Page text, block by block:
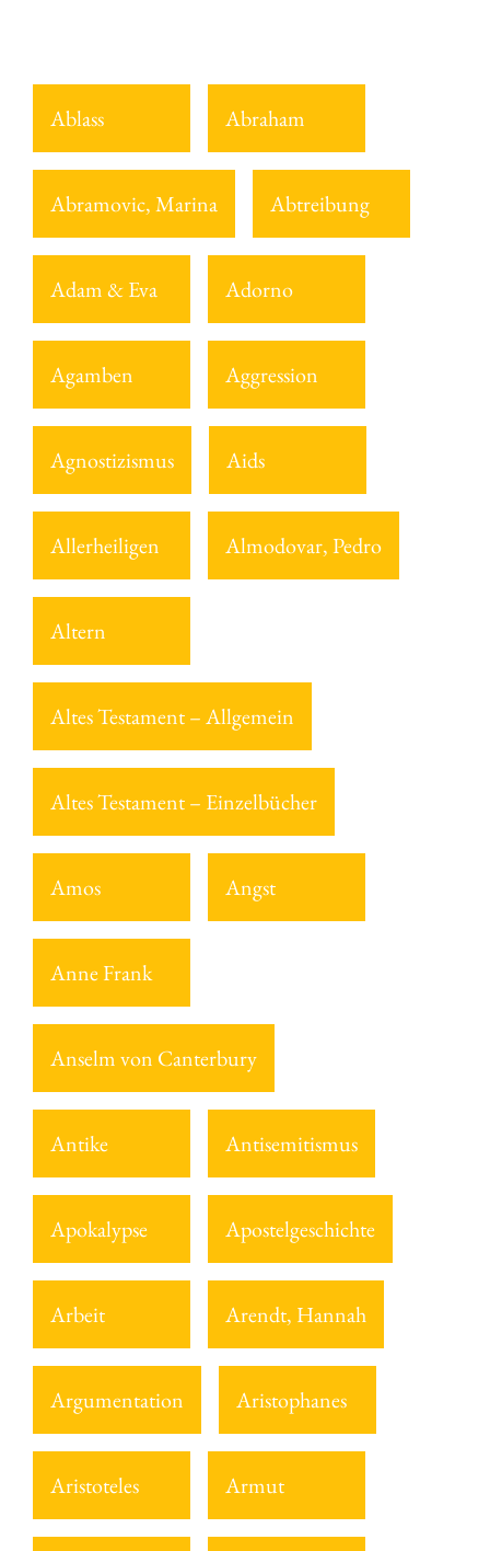
Ablass Abraham
Abramovic, Marina Abtreibung
Adam & Eva Adorno
Agamben Aggression
Agnostizismus Aids
Allerheiligen Almodovar, Pedro
Altern
Altes Testament – Allgemein
Altes Testament – Einzelbücher
Amos Angst
Anne Frank
Anselm von Canterbury
Antike Antisemitismus
Apokalypse Apostelgeschichte
Arbeit Arendt, Hannah
Argumentation Aristophanes
Aristoteles Armut